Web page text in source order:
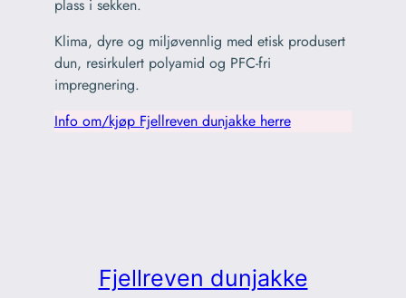
plass i sekken.
Klima, dyre og miljøvennlig med etisk produsert
dun, resirkulert polyamid og PFC-fri
impregnering.
Info om/kjøp Fjellreven dunjakke herre
Fjellreven dunjakke